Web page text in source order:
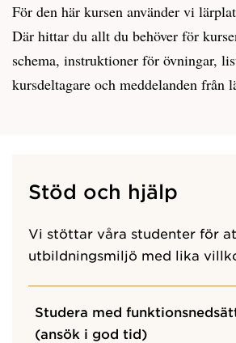
För den här kursen använder vi
Där hittar du allt du behöver för
schema, instruktioner för övningar,
kursdeltagare och meddelanden från
Stöd och hjälp
Vi stöttar våra studenter för
utbildningsmiljö med lika
Studera med
(ansök i god tid)